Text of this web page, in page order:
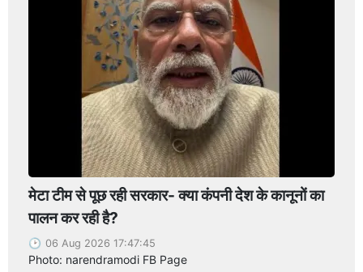
मेटा टीम से पूछ रही सरकार- क्या कंपनी देश के कानूनों का
पालन कर रही है?
06 Aug 2026 17:47:45
Photo: narendramodi FB Page